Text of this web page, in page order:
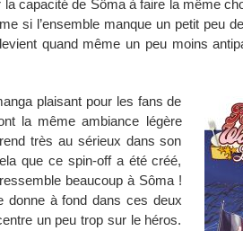
la capacité de Sôma à faire la même
si l’ensemble manque un petit peu
quand même un peu moins
plaisant pour les fans de
la même ambiance légère
très au sérieux dans son
que ce spin-off a été créé,
beaucoup à Sôma !
donne à fond dans ces deux
un peu trop sur le héros.